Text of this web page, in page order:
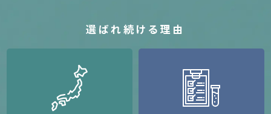
選ばれ続ける理由